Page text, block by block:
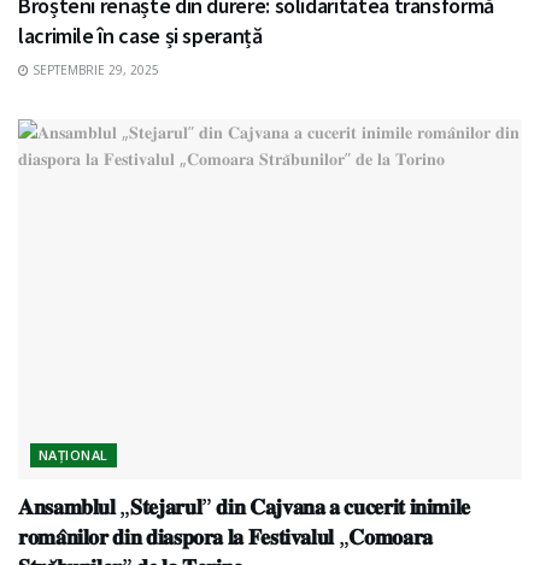
Broșteni renaște din durere: solidaritatea transformă
lacrimile în case și speranță
SEPTEMBRIE 29, 2025
NAȚIONAL
𝐀𝐧𝐬𝐚𝐦𝐛𝐥𝐮𝐥 „𝐒𝐭𝐞𝐣𝐚𝐫𝐮𝐥” 𝐝𝐢𝐧 𝐂𝐚𝐣𝐯𝐚𝐧𝐚 𝐚 𝐜𝐮𝐜𝐞𝐫𝐢𝐭 𝐢𝐧𝐢𝐦𝐢𝐥𝐞
𝐫𝐨𝐦𝐚̂𝐧𝐢𝐥𝐨𝐫 𝐝𝐢𝐧 𝐝𝐢𝐚𝐬𝐩𝐨𝐫𝐚 𝐥𝐚 𝐅𝐞𝐬𝐭𝐢𝐯𝐚𝐥𝐮𝐥 „𝐂𝐨𝐦𝐨𝐚𝐫𝐚